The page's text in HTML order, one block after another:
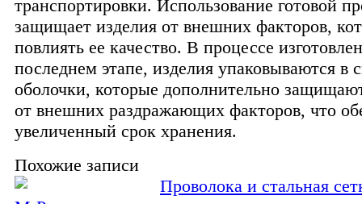
транспортировки. Использование готовой
защищает изделия от внешних факторов,
повлиять ее качество. В процессе
последнем этапе, изделия упаковываются в
оболочки, которые дополнительно
от внешних раздражающих факторов, что
увеличенный срок хранения.
Похожие записи
Проволока и стальная